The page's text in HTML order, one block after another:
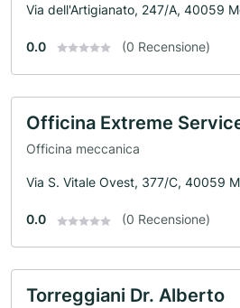
Via dell'Artigianato, 247/A, 40059
0.0 (0 Recensione)
Officina Extreme
Officina meccanica
Via S. Vitale Ovest, 377/C, 40059
0.0 (0 Recensione)
Torreggiani Dr. Alberto